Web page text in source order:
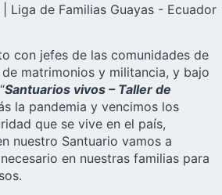
Liga de Familias Guayas - Ecuador
con jefes de las comunidades de
matrimonios y militancia, y bajo
Santuarios vivos – Taller de
la pandemia y vencimos los
que se vive en el país,
nuestro Santuario vamos a
en nuestras familias para